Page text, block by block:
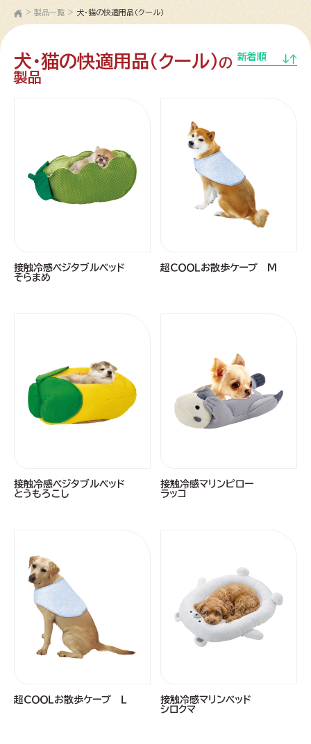
> 製品一覧 >犬・猫の快適用品（クール）
犬・猫の快適用品（クール） の
製品
新着順
接触冷感ベジタブルベッド
そらまめ
超ＣＯＯＬお散歩ケープ Ｍ
接触冷感ベジタブルベッド
とうもろこし
接触冷感マリンピロー
ラッコ
超ＣＯＯＬお散歩ケープ Ｌ
接触冷感マリンベッド
シロクマ